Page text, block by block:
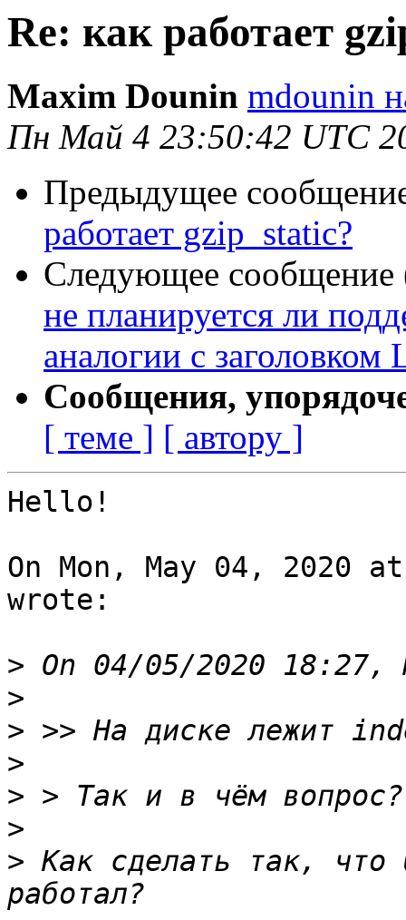
Re: как работает
Maxim Dounin mdounin
Пн Май 4 23:50:42 UTC
Предыдущее
работает gzip_static?
Следующее сообщение
не планируется ли
аналогии с заголовком
Сообщения,
[ теме ] [ автору ]
Hello!
On Mon, May 04, 2020
wrote:
>
>
>
>
>
>
> Как сделать так,